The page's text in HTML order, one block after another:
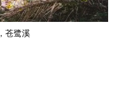
，苍鹭溪